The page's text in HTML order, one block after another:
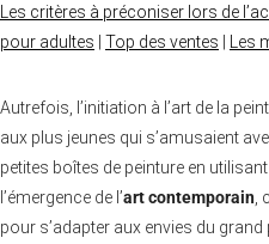
Les critères à préconiser lors de
pour adultes
Top des ventes Les
Autrefois, l’initiation à l’art de la
aux plus jeunes qui s’amusaient
petites boîtes de peinture en
l’émergence de l’art contemporain
pour s’adapter aux envies du